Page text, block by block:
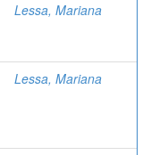
Lessa, Mariana
Lessa, Mariana